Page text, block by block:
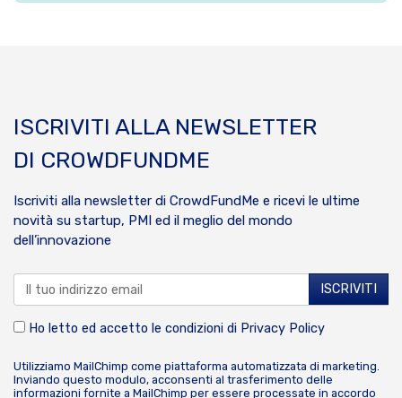
ISCRIVITI ALLA NEWSLETTER
DI CROWDFUNDME
Iscriviti alla newsletter di CrowdFundMe e ricevi le ultime
novità su startup, PMI ed il meglio del mondo
dell’innovazione
Ho letto ed accetto le condizioni di Privacy Policy
Utilizziamo MailChimp come piattaforma automatizzata di marketing.
Inviando questo modulo, acconsenti al trasferimento delle
informazioni fornite a MailChimp per essere processate in accordo